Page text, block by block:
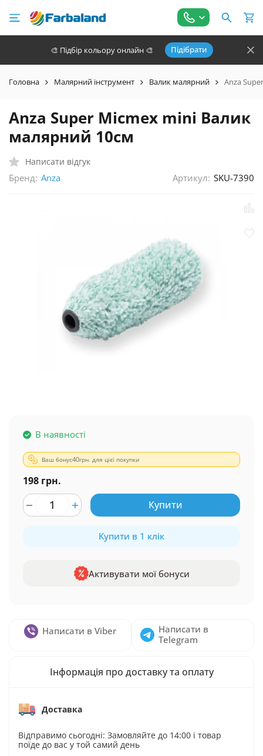
🎨 Підбір кольору онлайн 🎨 Підібрати
Головна Малярний інструмент Валик малярний Anza
Anza Super Micmex mini Валик
малярний 10см
Написати відгук
Бренд: Anza Артикул: SKU-7390
В наявності
Ваш бонус40грн. для цієї покупки
198 грн.
Купити
Купити в 1 клік
Активувати мої бонуси
Написати в Viber
Написати в
Telegram
Інформація про доставку та оплату
Доставка
Відправимо сьогодні: Замовляйте до 14:00 і товар
поїде до вас у той самий день